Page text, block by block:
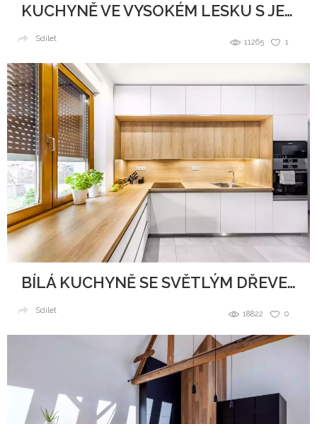
KUCHYNĚ VE VYSOKÉM LESKU S JEMNÝMI TŘPYTKAMI
1
11265
Sdílet
BÍLÁ KUCHYNĚ SE SVĚTLÝM DŘEVEM
0
18822
Sdílet